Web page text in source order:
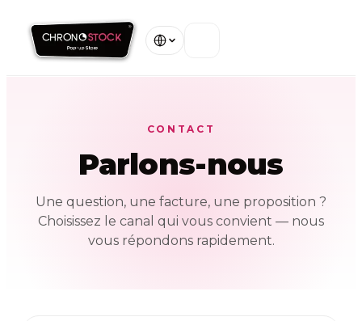
Garanties
CONTACT
Parlons-nous
Une question, une facture, une proposition ?
Choisissez le canal qui vous convient — nous
vous répondons rapidement.